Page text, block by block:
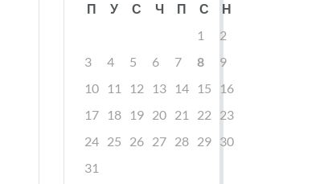
П У С Ч П С
Н
1
2
3
4 5 6 7 8
9
10
11 12 13 14 15
16
17
18 19 20 21 22
23
24 25 26 27 28 29 30
31